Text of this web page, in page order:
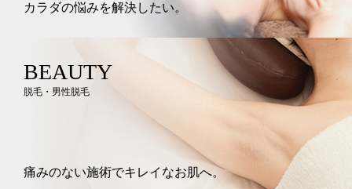
カラダの悩みを解決したい。
BEAUTY
脱毛・男性脱毛
痛みのない施術でキレイなお肌へ。